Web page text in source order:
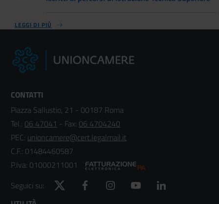
LEGGI DI PIÙ
CONTATTI
Piazza Sallustio, 21 - 00187 Roma
Tel.: 06 47041 - Fax: 06 4704240
PEC: unioncamere@cert.legalmail.it
C.F.: 01484460587
P.Iva: 01000211001
Seguici su:
Twitter Facebook Instagram YouTube